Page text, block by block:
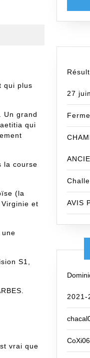
qui plus
Un grand
qui
la course
(la
et
S1,
vrai que
27
AVIS
2021-